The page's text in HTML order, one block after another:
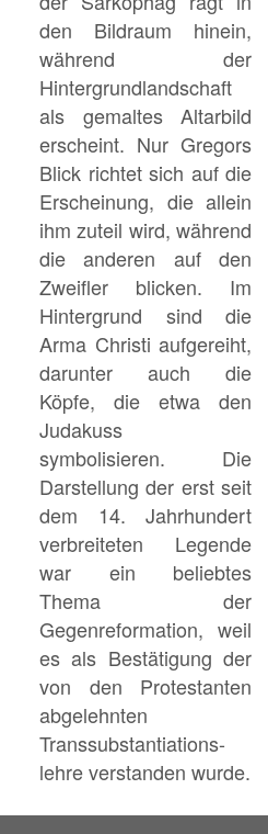
den Bildraum hinein,
während der
Hintergrundlandschaft
als gemaltes Altarbild
erscheint. Nur Gregors
Blick richtet sich auf die
Erscheinung, die allein
ihm zuteil wird, während
die anderen auf den
Zweifler blicken. Im
Hintergrund sind die
Arma Christi aufgereiht,
darunter auch die
Köpfe, die etwa den
Judakuss
symbolisieren. Die
Darstellung der erst seit
dem 14. Jahrhundert
verbreiteten Legende
war ein beliebtes
Thema der
Gegenreformation, weil
es als Bestätigung der
von den Protestanten
abgelehnten
Transsubstantiations-
lehre verstanden wurde.